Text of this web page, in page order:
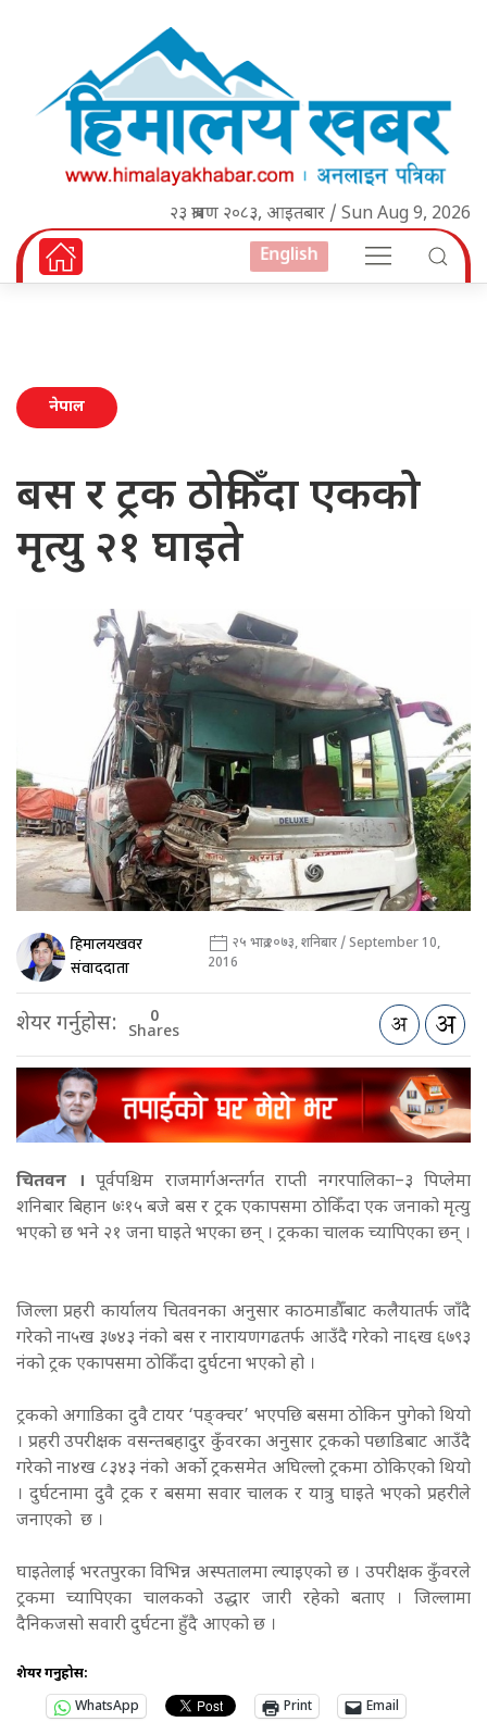
२३ श्रावण २०८३, आइतबार / Sun Aug 9, 2026
English
नेपाल
बस र ट्रक ठोकिँदा एकको
मृत्यु २१ घाइते
हिमालयखवर
संवाददाता
२५ भाद्र २०७३, शनिबार / September 10,
2016
शेयर गर्नुहोस: 0
Shares
चितवन । पूर्वपश्चिम राजमार्गअन्तर्गत राप्ती नगरपालिका–३ पिप्लेमा
शनिबार बिहान ७ः१५ बजे बस र ट्रक एकापसमा ठोकिँदा एक जनाको मृत्यु
भएको छ भने २१ जना घाइते भएका छन् । ट्रकका चालक च्यापिएका छन् ।
जिल्ला प्रहरी कार्यालय चितवनका अनुसार काठमाडौँबाट कलैयातर्फ जाँदै
गरेको ना५ख ३७४३ नंको बस र नारायणगढतर्फ आउँदै गरेको ना६ख ६७९३
नंको ट्रक एकापसमा ठोकिँदा दुर्घटना भएको हो ।
ट्रकको अगाडिका दुवै टायर ‘पङ्क्चर’ भएपछि बसमा ठोकिन पुगेको थियो
। प्रहरी उपरीक्षक वसन्तबहादुर कुँवरका अनुसार ट्रकको पछाडिबाट आउँदै
गरेको ना४ख ८३४३ नंको अर्काे ट्रकसमेत अघिल्लो ट्रकमा ठोकिएको थियो
। दुर्घटनामा दुवै ट्रक र बसमा सवार चालक र यात्रु घाइते भएको प्रहरीले
जनाएको छ ।
घाइतेलाई भरतपुरका विभिन्न अस्पतालमा ल्याइएको छ । उपरीक्षक कुँवरले
ट्रकमा च्यापिएका चालकको उद्धार जारी रहेको बताए। जिल्लामा
दैनिकजसो सवारी दुर्घटना हुँदै आएको छ ।
शेयर गर्नुहोस:
WhatsApp
Print Email